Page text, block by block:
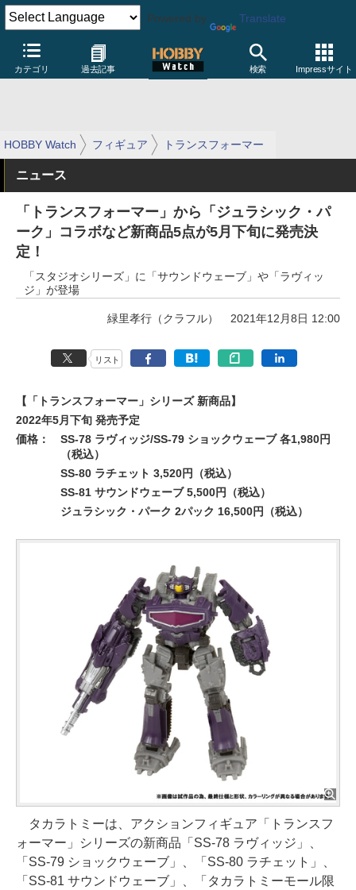
Powered by Translate
カテゴリ 過去記事 検索 Impressサイト
HOBBY Watch フィギュア トランスフォーマー
ニュース
「トランスフォーマー」から「ジュラシック・パ
ーク」コラボなど新商品5点が5月下旬に発売決
定！
「スタジオシリーズ」に「サウンドウェーブ」や「ラヴィッ
ジ」が登場
緑里孝行（クラフル） 2021年12月8日 12:00
リスト
【「トランスフォーマー」シリーズ 新商品】
2022年5月下旬 発売予定
価格：
SS-78 ラヴィッジ/SS-79 ショックウェーブ 各1,980円
（税込）
SS-80 ラチェット 3,520円（税込）
SS-81 サウンドウェーブ 5,500円（税込）
ジュラシック・パーク 2パック 16,500円（税込）
タカラトミーは、アクションフィギュア「トランスフ
ォーマー」シリーズの新商品「SS-78 ラヴィッジ」、
「SS-79 ショックウェーブ」、「SS-80 ラチェット」、
「SS-81 サウンドウェーブ」、「タカラトミーモール限